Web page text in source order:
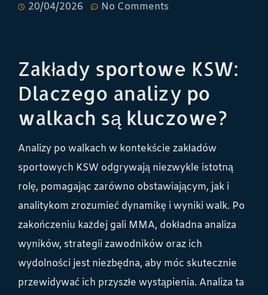
20/04/2026 No Comments
Zakłady sportowe KSW:
Dlaczego analizy po
walkach są kluczowe?
Analizy po walkach w kontekście zakładów
sportowych KSW odgrywają niezwykle istotną
rolę, pomagając zarówno obstawiającym, jak i
analitykom zrozumieć dynamikę i wyniki walk. Po
zakończeniu każdej gali MMA, dokładna analiza
wyników, strategii zawodników oraz ich
wydolności jest niezbędna, aby móc skutecznie
przewidywać ich przyszłe wystąpienia. Analiza ta